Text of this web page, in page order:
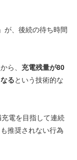
が、後続の待ち時間
ら、 充電残量が80
るという技術的な
電を目指して連続
推奨されない行為